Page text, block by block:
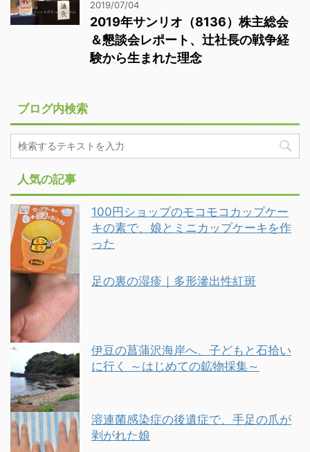
2019/07/04
2019年サンリオ（8136）株主総会
＆懇談会レポート、辻社長の戦争経
験から生まれた理念
ブログ内検索
人気の記事
100円ショップのモコモコカップケー
キの素で、娘とミニカップケーキを作
った
足の裏の湿疹｜多形滲出性紅斑
伊豆の菖蒲沢海岸へ、子どもと石拾い
に行く ～はじめての鉱物採集～
溶連菌感染症の後遺症で、手足の爪が
剥がれた娘